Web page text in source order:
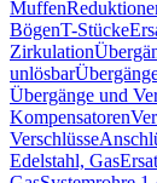
Muffen
BögenT-Stücke
Zirkulation
unlösbar
Übergänge und
Kompensatoren
Verschlüsse
Edelstahl, Gas